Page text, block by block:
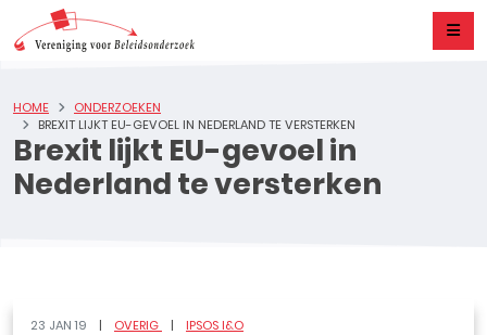
Brexit lijkt EU-gevoel in
Nederland te versterken
HOME
ONDERZOEKEN
BREXIT LIJKT EU-GEVOEL IN NEDERLAND TE VERSTERKEN
23 JAN 19 OVERIG IPSOS I&O